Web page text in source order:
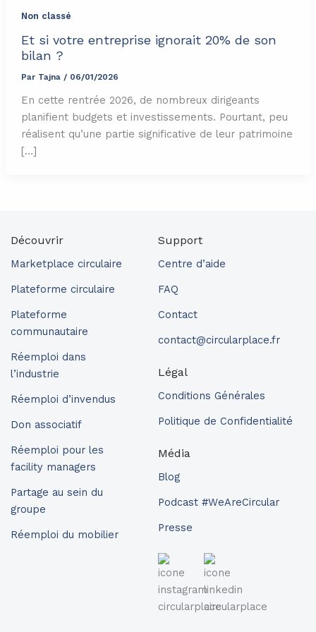
Non classé
Et si votre entreprise ignorait 20% de son
bilan ?
Par Tajna / 06/01/2026
En cette rentrée 2026, de nombreux dirigeants
planifient budgets et investissements. Pourtant, peu
réalisent qu’une partie significative de leur patrimoine
[…]
Découvrir
Marketplace circulaire
Plateforme circulaire
Plateforme
communautaire
Réemploi dans
l’industrie
Réemploi d’invendus
Don associatif
Réemploi pour les
facility managers
Partage au sein du
groupe
Réemploi du mobilier
Support
Centre d’aide
FAQ
Contact
contact@circularplace.fr
Légal
Conditions Générales
Politique de Confidentialité
Média
Blog
Podcast #WeAreCircular
Presse